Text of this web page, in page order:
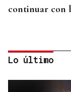
continuar con
Lo último